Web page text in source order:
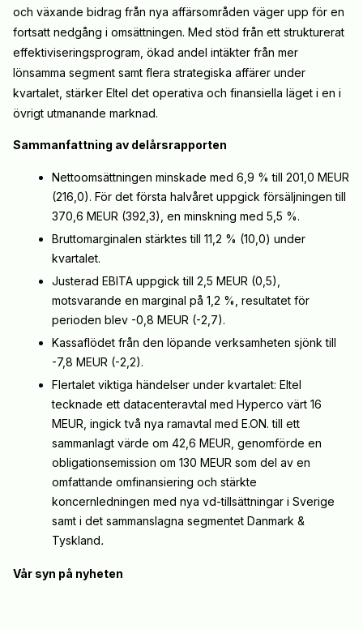
och växande bidrag från nya affärsområden väger upp för en
fortsatt nedgång i omsättningen. Med stöd från ett strukturerat
effektiviseringsprogram, ökad andel intäkter från mer
lönsamma segment samt flera strategiska affärer under
kvartalet, stärker Eltel det operativa och finansiella läget i en i
övrigt utmanande marknad.
Sammanfattning av delårsrapporten
Nettoomsättningen minskade med 6,9 % till 201,0 MEUR
(216,0). För det första halvåret uppgick försäljningen till
370,6 MEUR (392,3), en minskning med 5,5 %.
Bruttomarginalen stärktes till 11,2 % (10,0) under
kvartalet.
Justerad EBITA uppgick till 2,5 MEUR (0,5),
motsvarande en marginal på 1,2 %, resultatet för
perioden blev -0,8 MEUR (-2,7).
Kassaflödet från den löpande verksamheten sjönk till
-7,8 MEUR (-2,2).
Flertalet viktiga händelser under kvartalet: Eltel
tecknade ett datacenteravtal med Hyperco värt 16
MEUR, ingick två nya ramavtal med E.ON. till ett
sammanlagt värde om 42,6 MEUR, genomförde en
obligationsemission om 130 MEUR som del av en
omfattande omfinansiering och stärkte
koncernledningen med nya vd-tillsättningar i Sverige
samt i det sammanslagna segmentet Danmark &
Tyskland.
Vår syn på nyheten